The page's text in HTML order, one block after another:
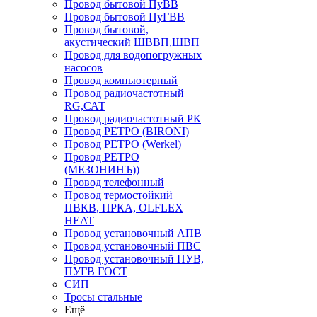
Провод бытовой ПуВВ
Провод бытовой ПуГВВ
Провод бытовой,
акустический ШВВП,ШВП
Провод для водопогружных
насосов
Провод компьютерный
Провод радиочастотный
RG,САТ
Провод радиочастотный РК
Провод РЕТРО (BIRONI)
Провод РЕТРО (Werkel)
Провод РЕТРО
(МЕЗОНИНЪ))
Провод телефонный
Провод термостойкий
ПВКВ, ПРКА, OLFLEX
HEAT
Провод установочный АПВ
Провод установочный ПВС
Провод установочный ПУВ,
ПУГВ ГОСТ
СИП
Тросы стальные
Ещё